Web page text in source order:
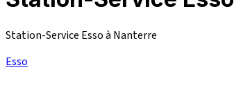
Station-Service Esso à Nanterre
Esso